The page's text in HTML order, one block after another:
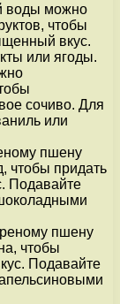
воды можно
чтобы
вкус.
или ягоды.
сочиво. Для
или
пшену
чтобы придать
Подавайте
пшену
чтобы
Подавайте